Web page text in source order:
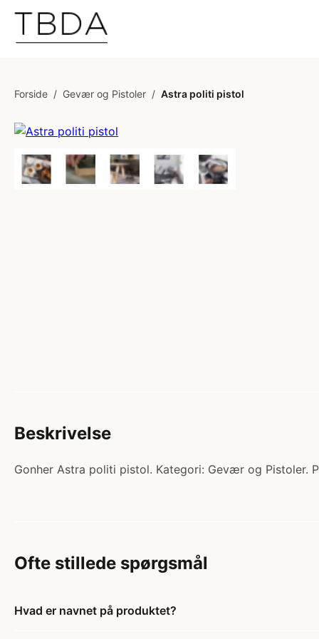
Forside / Gevær og Pistoler / Astra politi pistol
Beskrivelse
Gonher Astra politi pistol. Kategori: Gevær og Pistoler.
Ofte stillede spørgsmål
Hvad er navnet på produktet?